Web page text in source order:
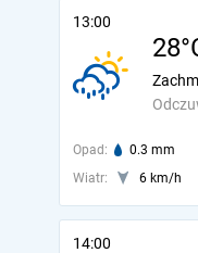
13:00
Opad: 0.3 mm
Wiatr:
6 km/h
14:00